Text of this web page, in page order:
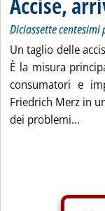
Diciassette centesimi
Un taglio delle
È la misura
consumatori e
Friedrich Merz in
dei problemi...